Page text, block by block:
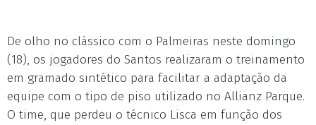
De olho no clássico com o Palmeiras neste domingo
(18), os jogadores do Santos realizaram o treinamento
em gramado sintético para facilitar a adaptação da
equipe com o tipo de piso utilizado no Allianz Parque.
O time, que perdeu o técnico Lisca em função dos